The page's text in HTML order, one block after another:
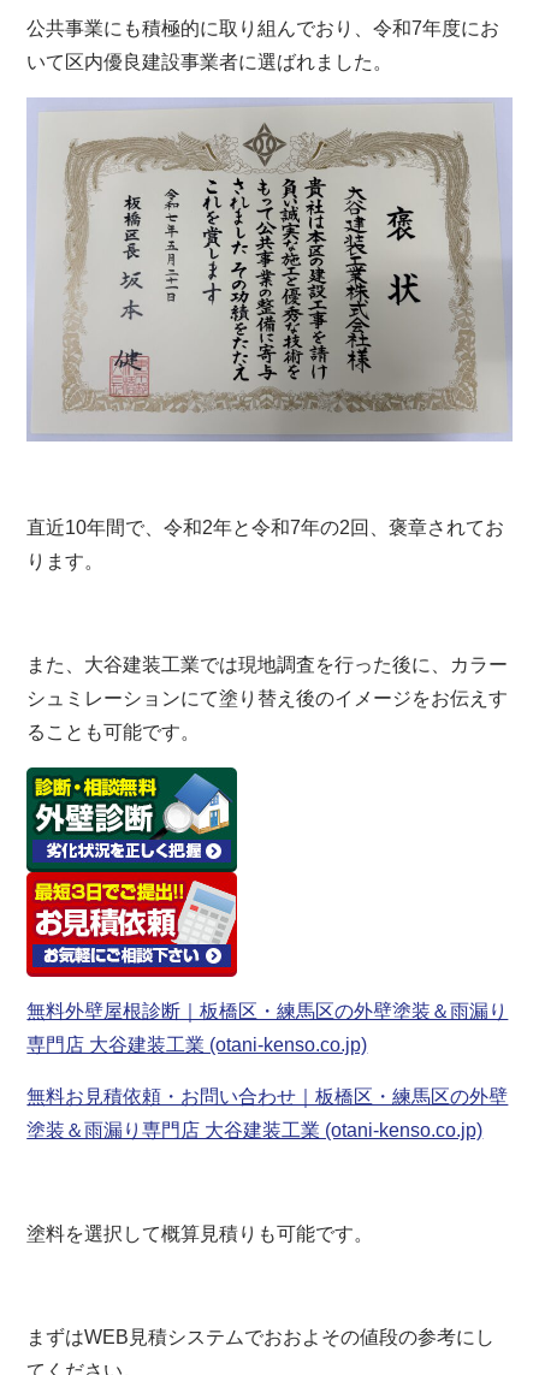
公共事業にも積極的に取り組んでおり、令和7年度にお
いて区内優良建設事業者に選ばれました。
直近10年間で、令和2年と令和7年の2回、褒章されてお
ります。
また、大谷建装工業では現地調査を行った後に、カラー
シュミレーションにて塗り替え後のイメージをお伝えす
ることも可能です。
無料外壁屋根診断｜板橋区・練馬区の外壁塗装＆雨漏り
専門店 大谷建装工業 (otani-kenso.co.jp)
無料お見積依頼・お問い合わせ｜板橋区・練馬区の外壁
塗装＆雨漏り専門店 大谷建装工業 (otani-kenso.co.jp)
塗料を選択して概算見積りも可能です。
まずはWEB見積システムでおおよその値段の参考にし
てください。